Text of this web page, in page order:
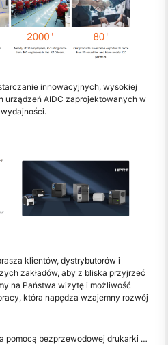
innowacyjnych, wysokiej
urządzeń AIDC zaprojektowanych w
klientów, dystrybutorów i
zakładów, aby z bliska przyjrzeć
na Państwa wizytę i możliwość
która napędza wzajemny rozwój
pokwitowania TP900-i: opłacalna, szybka, połączona z chmurą